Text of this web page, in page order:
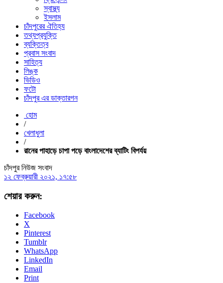
স্বাস্থ্য
ইসলাম
চাঁদপুরের ঐতিহ্য
তথ্যপ্রযুক্তি
ব্যক্তিত্ব
প্রবাস সংবাদ
সাহিত্য
লিঙ্ক
ভিডিও
ফটো
চাঁদপুর এর ডাক্তারগন
হোম
/
খেলাধুলা
/
রানের পাহাড়ে চাপা পড়ে বাংলাদেশের ব্যাটিং বিপর্যয়
চাঁদপুর নিউজ সংবাদ
১২ ফেব্রুয়ারী ২০২১, ১৭:৫৮
শেয়ার করুন:
Facebook
X
Pinterest
Tumblr
WhatsApp
LinkedIn
Email
Print